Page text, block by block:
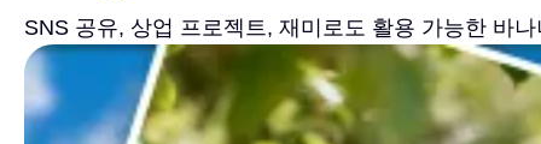
SNS 공유, 상업 프로젝트, 재미로도 활용 가능한 바